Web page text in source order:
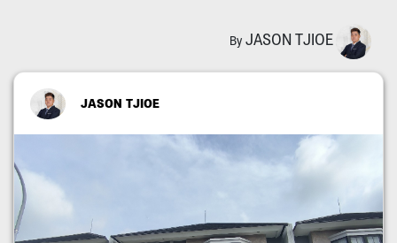
By JASON TJIOE
JASON TJIOE